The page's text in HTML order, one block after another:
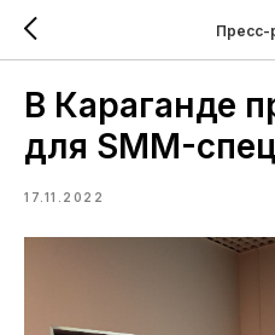
Пресс-
В Караганде
для SMM-
17.11.2022